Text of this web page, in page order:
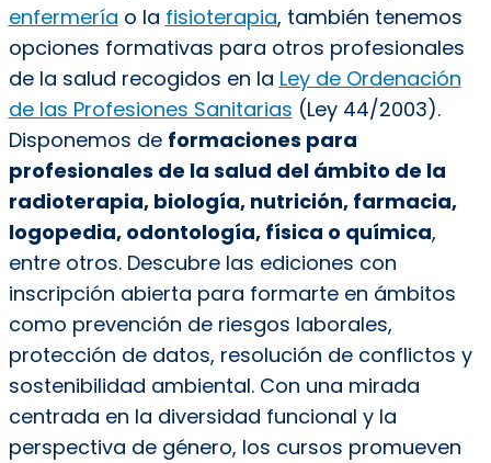
enfermería o la fisioterapia, también tenemos
opciones formativas para otros profesionales
de la salud recogidos en la Ley de Ordenación
de las Profesiones Sanitarias (Ley 44/2003).
Disponemos de formaciones para
profesionales de la salud del ámbito de la
radioterapia, biología, nutrición, farmacia,
logopedia, odontología, física o química,
entre otros. Descubre las ediciones con
inscripción abierta para formarte en ámbitos
como prevención de riesgos laborales,
protección de datos, resolución de conflictos y
sostenibilidad ambiental. Con una mirada
centrada en la diversidad funcional y la
perspectiva de género, los cursos promueven